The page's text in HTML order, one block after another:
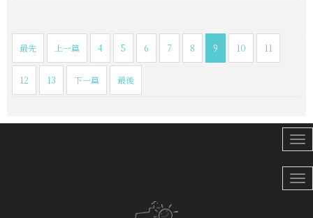
最先 上一篇 4 5 6 7 8 9 10 11
12 13 下一篇 最後